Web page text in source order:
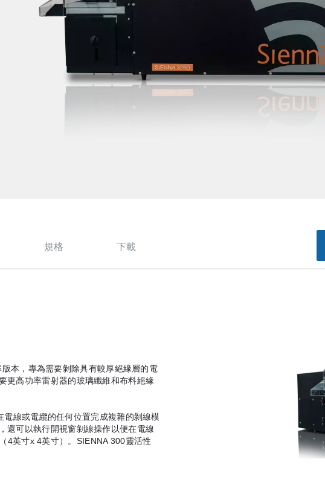
規格 下載
本，專為需要剝除具有較厚絕緣層的電
更高功率雷射器的玻璃纖維和布料絕緣
線或電纜的任何位置完成複雜的剝線模
還可以執行開視窗剝線操作以便在電線
4英寸x 4英寸）。SIENNA 300靈活性